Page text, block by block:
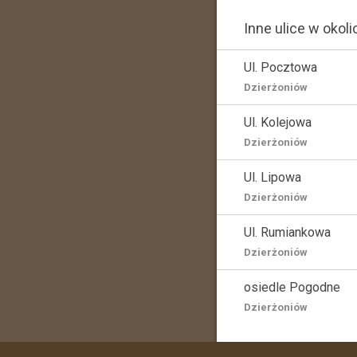
Inne ulice w
Ul. Pocztowa
Dzierżoniów
Ul. Kolejowa
Dzierżoniów
Ul. Lipowa
Dzierżoniów
Ul. Rumiankowa
Dzierżoniów
osiedle Pogodne
Dzierżoniów